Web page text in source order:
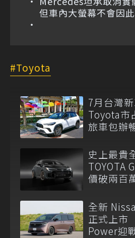
但車內大螢幕不會因
Toyota
7月台灣
Toyota市
旅車包辦
史上最貴
TOYOTA
價破兩百
全新
正式上
Power迎